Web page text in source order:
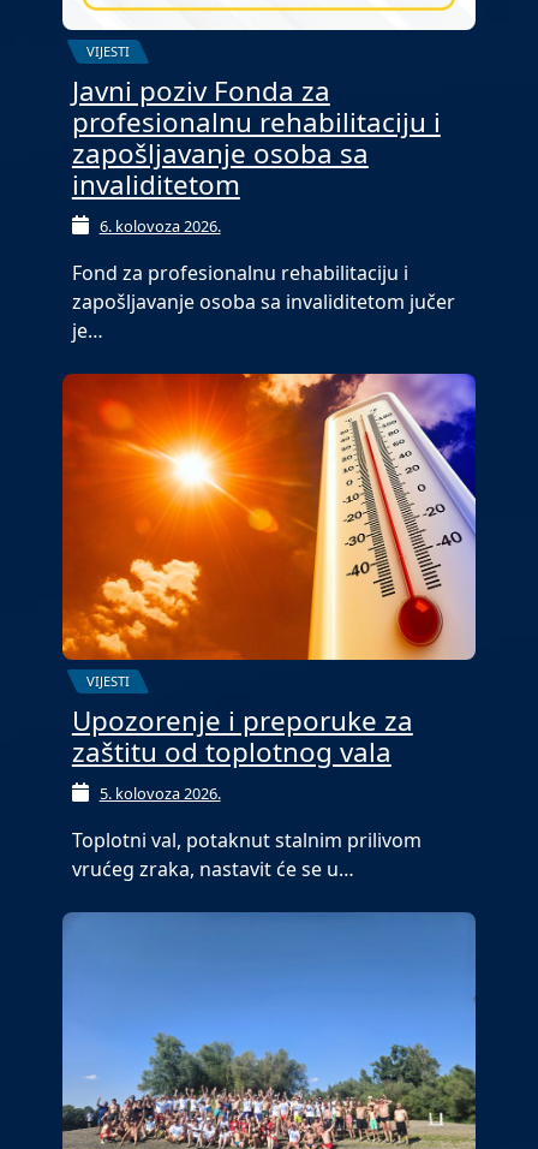
VIJESTI
Javni poziv Fonda za
profesionalnu rehabilitaciju i
zapošljavanje osoba sa
invaliditetom
6. kolovoza 2026.
Fond za profesionalnu rehabilitaciju i
zapošljavanje osoba sa invaliditetom jučer
je…
VIJESTI
Upozorenje i preporuke za
zaštitu od toplotnog vala
5. kolovoza 2026.
Toplotni val, potaknut stalnim prilivom
vrućeg zraka, nastavit će se u…